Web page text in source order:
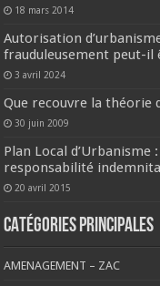
18 mars 2014
Autorisation
frauduleusement peut-il
3 avril 2024
Que recouvre la théorie
30 juin 2009
Plan Local
responsabilité
20 avril 2015
CATÉGORIES PRINCIPALES
AMENAGEMENT – ZAC